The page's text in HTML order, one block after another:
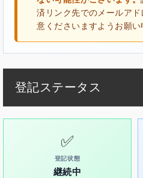
済リンク先でのメールア
意くださいますようお願い
登記ステータス
✅
登記状態
継続中